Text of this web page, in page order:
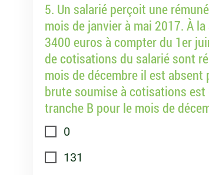
5. Un salarié perçoit une
mois de janvier à mai 2017. À
3400 euros à compter du 1er
de cotisations du salarié sont
mois de décembre il est
brute soumise à cotisations
tranche B pour le mois de
0
131